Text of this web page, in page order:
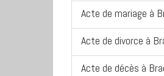
Acte de mariage à
Acte de divorce à
Acte de décès à